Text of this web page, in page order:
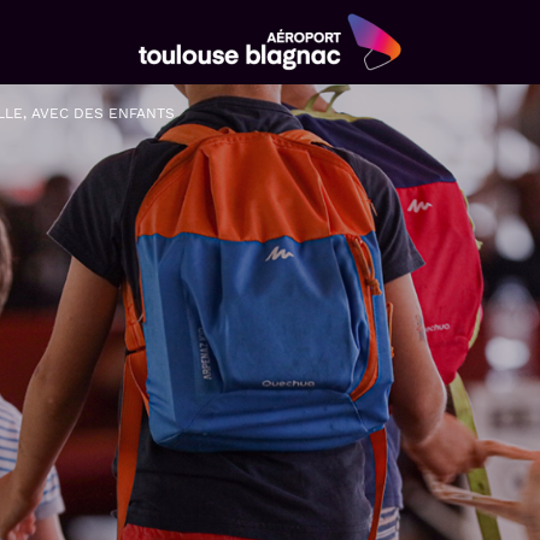
Aéroport
Toulouse
Blagnac
AVEC DES ENFANTS